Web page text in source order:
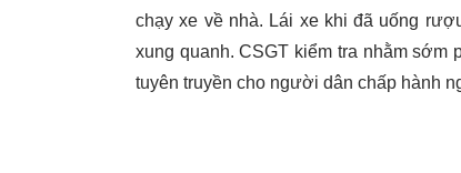
chạy xe về nhà. Lái xe khi đã uống
xung quanh. CSGT kiểm tra nhằm
tuyên truyền cho người dân chấp hành